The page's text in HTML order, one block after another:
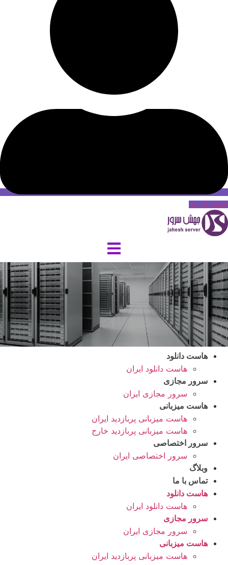
حساب کاربری
هاست دانلود
هاست دانلود ایران
سرور مجازی
سرور مجازی ایران
هاست میزبانی
هاست میزبانی پربازدید ایران
هاست میزبانی پربازدید خارج
سرور اختصاصی
سرور اختصاصی ایران
وبلاگ
تماس با ما
هاست دانلود
هاست دانلود ایران
سرور مجازی
سرور مجازی ایران
هاست میزبانی
هاست میزبانی پربازدید ایران